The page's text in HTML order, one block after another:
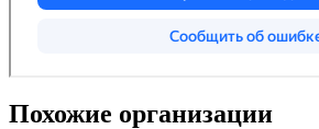
Похожие организации